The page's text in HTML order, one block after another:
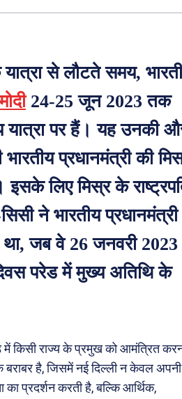
से लौटते समय,
24-25 जून 2023 तक
यात्रा पर हैं। यह उनकी
प्रधानमंत्री की
इसके लिए मिस्र के
ने भारतीय प्रधानमंत्री
जब वे 26 जनवरी 2023
परेड में मुख्य अतिथि के
किसी राज्य के प्रमुख को आमंत्रित
बराबर है, जिसमें नई दिल्ली न केवल अपनी
का प्रदर्शन करती है, बल्कि आर्थिक,